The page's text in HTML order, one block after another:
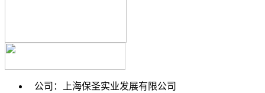
公司：上海保圣实业发展有限公司